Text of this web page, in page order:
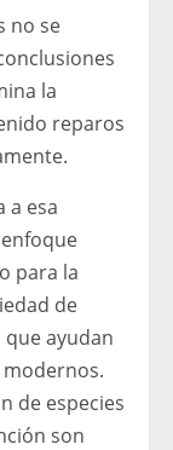
no se
la
reparos
a esa
para la
de
ayudan
de especies
son